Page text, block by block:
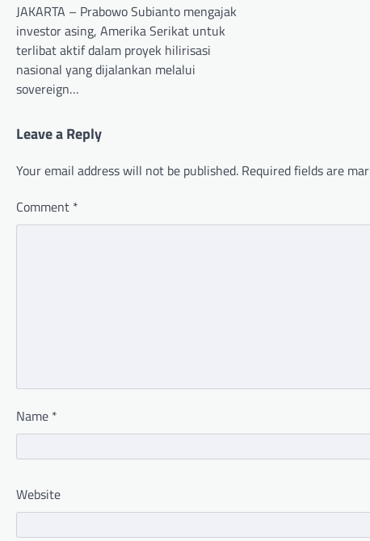
JAKARTA – Prabowo Subianto mengajak
investor asing, Amerika Serikat untuk
terlibat aktif dalam proyek hilirisasi
nasional yang dijalankan melalui
sovereign…
Leave a Reply
Your email address will not be published. Required fields are
Comment *
Name *
Website